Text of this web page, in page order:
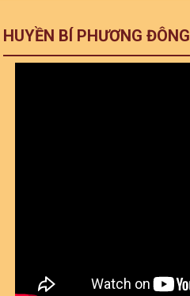
HUYỀN BÍ PHƯƠNG ĐÔNG